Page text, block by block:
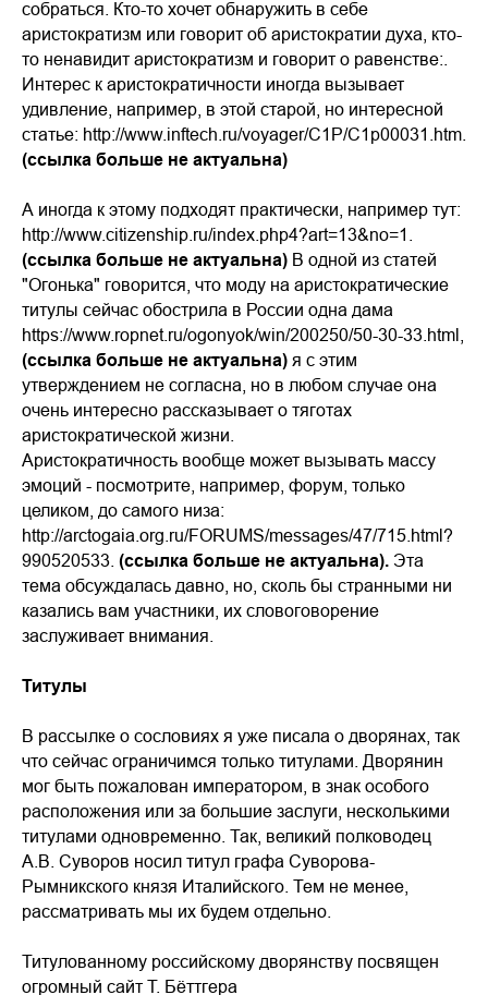
собраться. Кто-то хочет обнаружить в себе
аристократизм или говорит об аристократии духа, кто-
то ненавидит аристократизм и говорит о равенстве:.
Интерес к аристократичности иногда вызывает
удивление, например, в этой старой, но интересной
статье: http://www.inftech.ru/voyager/C1P/C1p00031.htm.
(ссылка больше не актуальна)
А иногда к этому подходят практически, например тут:
http://www.citizenship.ru/index.php4?art=13&no=1.
(ссылка больше не актуальна) В одной из статей
"Огонька" говорится, что моду на аристократические
титулы сейчас обострила в России одна дама
https://www.ropnet.ru/ogonyok/win/200250/50-30-33.html,
(ссылка больше не актуальна) я с этим
утверждением не согласна, но в любом случае она
очень интересно рассказывает о тяготах
аристократической жизни.
Аристократичность вообще может вызывать массу
эмоций - посмотрите, например, форум, только
целиком, до самого низа:
http://arctogaia.org.ru/FORUMS/messages/47/715.html?
990520533. (ссылка больше не актуальна). Эта
тема обсуждалась давно, но, сколь бы странными ни
казались вам участники, их словоговорение
заслуживает внимания.
Титулы
В рассылке о сословиях я уже писала о дворянах, так
что сейчас ограничимся только титулами. Дворянин
мог быть пожалован императором, в знак особого
расположения или за большие заслуги, несколькими
титулами одновременно. Так, великий полководец
А.В. Суворов носил титул графа Суворова-
Рымникского князя Италийского. Тем не менее,
рассматривать мы их будем отдельно.
Титулованному российскому дворянству посвящен
огромный сайт Т. Бёттгера